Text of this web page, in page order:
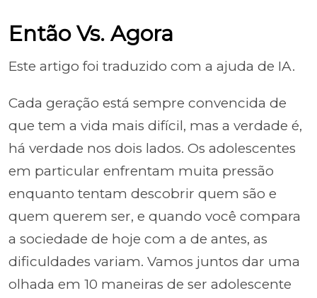
Então Vs. Agora
Este artigo foi traduzido com a ajuda de IA.
Cada geração está sempre convencida de
que tem a vida mais difícil, mas a verdade é,
há verdade nos dois lados. Os adolescentes
em particular enfrentam muita pressão
enquanto tentam descobrir quem são e
quem querem ser, e quando você compara
a sociedade de hoje com a de antes, as
dificuldades variam. Vamos juntos dar uma
olhada em 10 maneiras de ser adolescente